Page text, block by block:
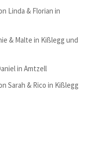
Linda & Florian in
& Malte in Kißlegg und
in Amtzell
Sarah & Rico in Kißlegg